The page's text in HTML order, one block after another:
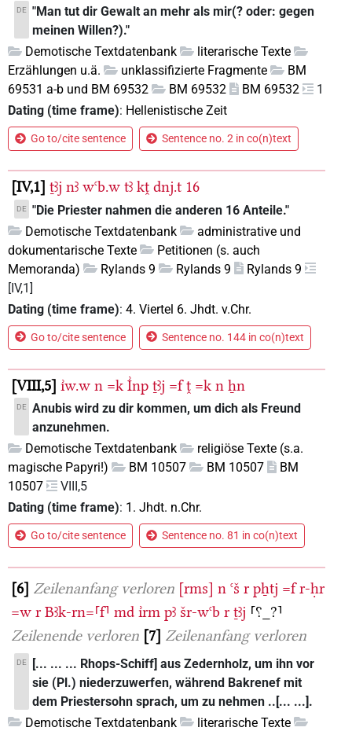
DE "Man tut dir Gewalt an mehr als mir(? oder: gegen
meinen Willen?)."
Demotische Textdatenbank
literarische Texte
Erzählungen u.ä.
unklassifizierte Fragmente
BM
69531 a-b und BM 69532
BM 69532 BM 69532
1
Dating (time frame): Hellenistische Zeit
Go to/cite sentence Sentence no. 2 in co(n)text
IV,1 ṯꜣj nꜣ wꜥb.w tꜣ kṱ dnj.t 16
DE
"Die Priester nahmen die anderen 16 Anteile."
Demotische Textdatenbank
administrative und
dokumentarische Texte
Petitionen (s. auch
Memoranda)
Rylands 9 Rylands 9
Rylands 9
[IV,1]
Dating (time frame): 4. Viertel 6. Jhdt. v.Chr.
Go to/cite sentence Sentence no. 144 in co(n)text
VIII,5 ı͗w.w n =k I͗np ṯꜣj =f ṱ =k n ẖn
DE Anubis wird zu dir kommen, um dich als Freund
anzunehmen.
Demotische Textdatenbank
religiöse Texte (s.a.
magische Papyri!)
BM 10507 BM 10507
BM
10507
VIII,5
Dating (time frame): 1. Jhdt. n.Chr.
Go to/cite sentence Sentence no. 81 in co(n)text
6 Zeilenanfang verloren [rms] n ꜥš r pẖtj =f r-ḥr
=w r Bꜣk-rn=⸢f⸣ md ı͗rm pꜣ šr-wꜥb r ṯꜣj ⸢⸮_?⸣
Zeilenende verloren 7 Zeilenanfang verloren
DE
[... ... ... Rhops-Schiff] aus Zedernholz, um ihn vor
sie (Pl.) niederzuwerfen, während Bakrenef mit
dem Priestersohn sprach, um zu nehmen ..[... ...].
Demotische Textdatenbank
literarische Texte